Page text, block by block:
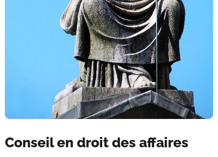
Conseil en droit des affaires